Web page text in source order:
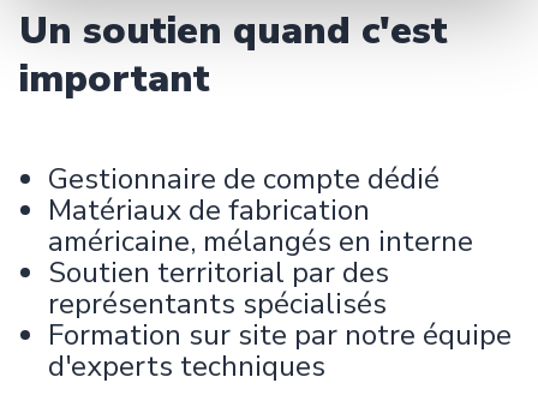
Un soutien quand c'est
important
Gestionnaire de compte dédié
Matériaux de fabrication
américaine, mélangés en interne
Soutien territorial par des
représentants spécialisés
Formation sur site par notre équipe
d'experts techniques